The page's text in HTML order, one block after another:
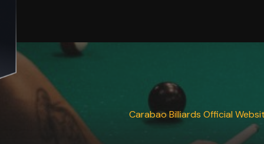
Carabao Billiards Official